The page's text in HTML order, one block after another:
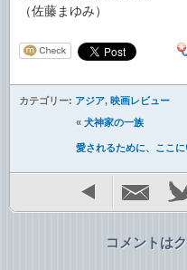
（佐藤まゆみ）
カテゴリー: アジア, 映画レビュー
« 犬神家の一族
愛されるために、ここに
コメントは